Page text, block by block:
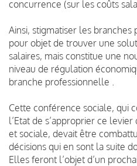
concurrence (sur les coûts
Ainsi, stigmatiser les branches
pour objet de trouver une
salaires, mais constitue une
niveau de régulation
branche professionnelle .
Cette conférence sociale, qui
l’Etat de s’approprier ce
et sociale, devait être
décisions qui en sont la suite
Elles feront l’objet d’un